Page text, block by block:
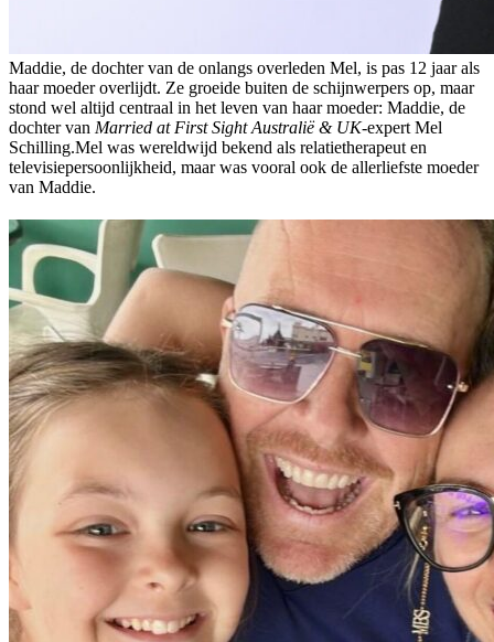
Maddie, de dochter van de onlangs overleden Mel, is pas 12 jaar als
haar moeder overlijdt. Ze groeide buiten de schijnwerpers op, maar
stond wel altijd centraal in het leven van haar moeder: Maddie, de
dochter van Married at First Sight Australië & UK-expert Mel
Schilling.Mel was wereldwijd bekend als relatietherapeut en
televisiepersoonlijkheid, maar was vooral ook de allerliefste moeder
van Maddie.